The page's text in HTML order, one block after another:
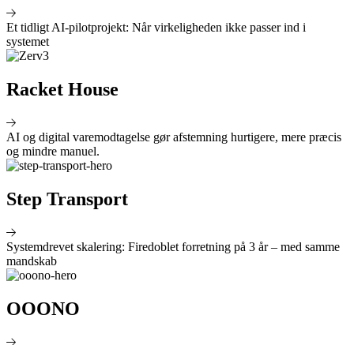
Et tidligt AI-pilotprojekt: Når virkeligheden ikke passer ind i
systemet
Racket House
AI og digital varemodtagelse gør afstemning hurtigere, mere præcis
og mindre manuel.
Step Transport
Systemdrevet skalering: Firedoblet forretning på 3 år – med samme
mandskab
OOONO